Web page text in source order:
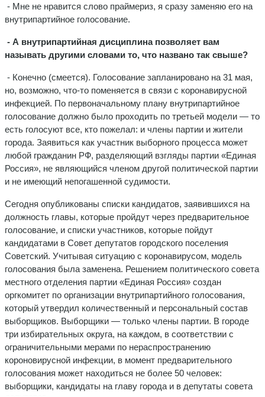
- Мне не нравится слово праймериз, я сразу заменяю его на
внутрипартийное голосование.
- А внутрипартийная дисциплина позволяет вам
называть другими словами то, что названо так свыше?
- Конечно (смеется). Голосование запланировано на 31 мая,
но, возможно, что-то поменяется в связи с коронавирусной
инфекцией. По первоначальному плану внутрипартийное
голосование должно было проходить по третьей модели — то
есть голосуют все, кто пожелал: и члены партии и жители
города. Заявиться как участник выборного процесса может
любой гражданин РФ, разделяющий взгляды партии «Единая
Россия», не являющийся членом другой политической партии
и не имеющий непогашенной судимости.
Сегодня опубликованы списки кандидатов, заявившихся на
должность главы, которые пройдут через предварительное
голосование, и списки участников, которые пойдут
кандидатами в Совет депутатов городского поселения
Советский. Учитывая ситуацию с коронавирусом, модель
голосования была заменена. Решением политического совета
местного отделения партии «Единая Россия» создан
оргкомитет по организации внутрипартийного голосования,
который утвердил количественный и персональный состав
выборщиков. Выборщики — только члены партии. В городе
три избирательных округа, на каждом, в соответствии с
ограничительными мерами по нераспространению
короновирусной инфекции, в момент предварительного
голосования может находиться не более 50 человек:
выборщики, кандидаты на главу города и в депутаты совета